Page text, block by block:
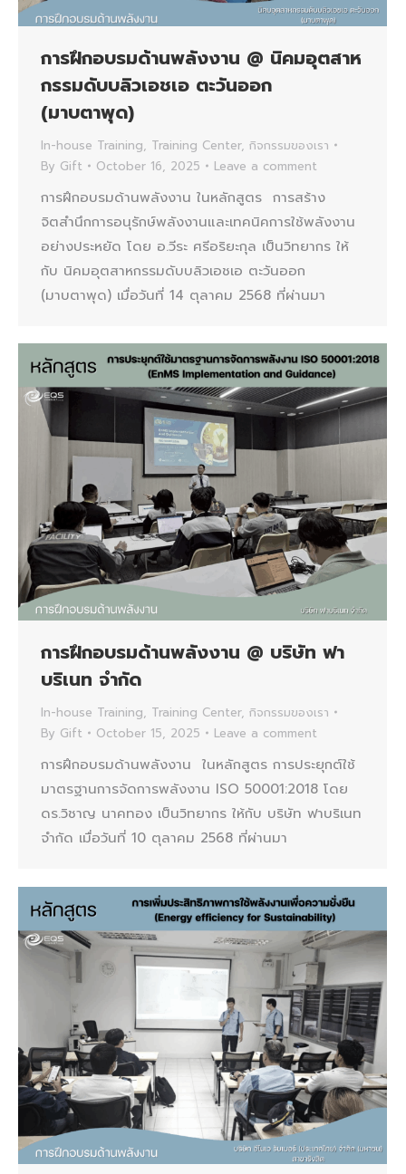
การฝึกอบรมด้านพลังงาน @ นิคมอุตสาห
กรรมดับบลิวเอชเอ ตะวันออก
(มาบตาพุด)
In-house Training, Training Center, กิจกรรมของเรา
By Gift October 16, 2025 Leave a comment
การฝึกอบรมด้านพลังงาน ในหลักสูตร การสร้าง
จิตสำนึกการอนุรักษ์พลังงานและเทคนิคการใช้พลังงาน
อย่างประหยัด โดย อ.วีระ ศรีอริยะกุล เป็นวิทยากร ให้
กับ นิคมอุตสาหกรรมดับบลิวเอชเอ ตะวันออก
(มาบตาพุด) เมื่อวันที่ 14 ตุลาคม 2568 ที่ผ่านมา
การฝึกอบรมด้านพลังงาน @ บริษัท ฟา
บริเนท จำกัด
In-house Training, Training Center, กิจกรรมของเรา
By Gift October 15, 2025 Leave a comment
การฝึกอบรมด้านพลังงาน ในหลักสูตร การประยุกต์ใช้
มาตรฐานการจัดการพลังงาน ISO 50001:2018 โดย
ดร.วิชาญ นาคทอง เป็นวิทยากร ให้กับ บริษัท ฟาบริเนท
จำกัด เมื่อวันที่ 10 ตุลาคม 2568 ที่ผ่านมา